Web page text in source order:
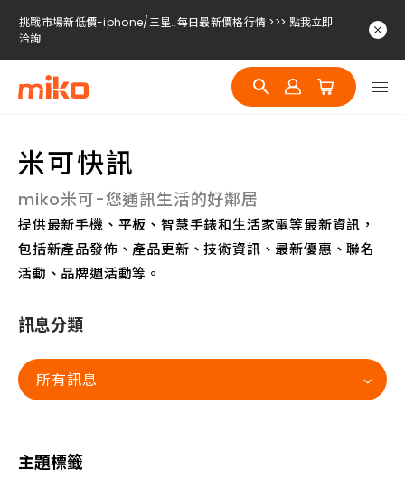
挑戰市場新低價-iphone/三星..每日最新價格行情 >>> 點我立即
洽詢
挑戰市場新低價-iphone/三星..每日最新價格行情 >>> 點我立即
洽詢
挑戰市場新低價-iphone/三星..每日最新價格行情 >>> 點我立即
米可快訊
miko米可-您通訊生活的好鄰居
提供最新手機、平板、智慧手錶和生活家電等最新資訊，
包括新產品發佈、產品更新、技術資訊、最新優惠、聯名
活動、品牌週活動等。
訊息分類
所有訊息
主題標籤